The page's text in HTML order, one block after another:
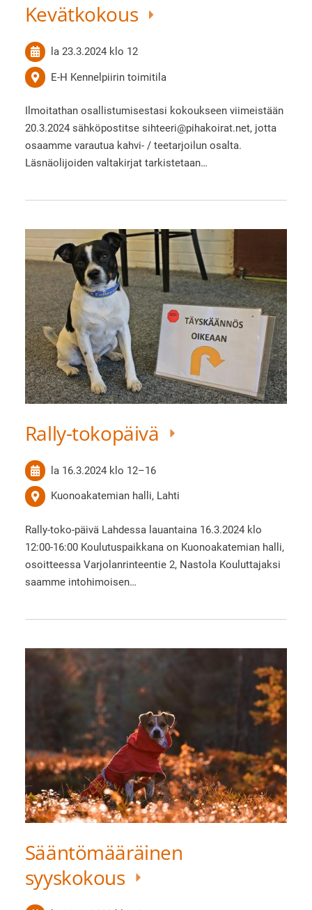
Kevätkokous
la 23.3.2024 klo 12
E-H Kennelpiirin toimitila
Ilmoitathan osallistumisestasi kokoukseen viimeistään
20.3.2024 sähköpostitse sihteeri@pihakoirat.net, jotta
osaamme varautua kahvi- / teetarjoilun osalta.
Läsnäolijoiden valtakirjat tarkistetaan…
Rally-tokopäivä
la 16.3.2024 klo 12–16
Kuonoakatemian halli, Lahti
Rally-toko-päivä Lahdessa lauantaina 16.3.2024 klo
12:00-16:00 Koulutuspaikkana on Kuonoakatemian halli,
osoitteessa Varjolanrinteentie 2, Nastola Kouluttajaksi
saamme intohimoisen…
Sääntömääräinen
syyskokous